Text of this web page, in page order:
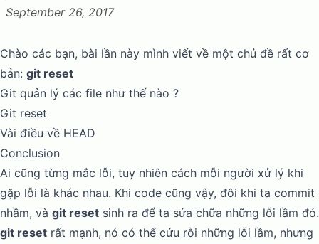
Posted on:
September 26, 2017
Chào các bạn, bài lần này mình viết về một chủ đề rất cơ
bản: git reset
Git quản lý các file như thế nào ?
Git reset
Vài điều về HEAD
Conclusion
Ai cũng từng mắc lỗi, tuy nhiên cách mỗi người xử lý khi
gặp lỗi là khác nhau. Khi code cũng vậy, đôi khi ta commit
nhầm, và git reset sinh ra để ta sửa chữa những lỗi lầm đó.
git reset rất mạnh, nó có thể cứu rỗi những lỗi lầm, nhưng